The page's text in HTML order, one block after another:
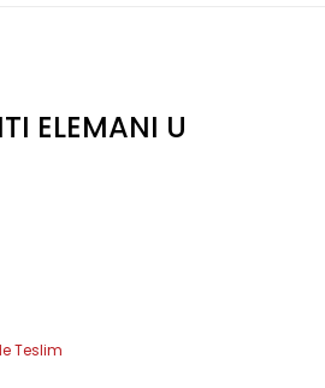
ELEMANI U
Teslim